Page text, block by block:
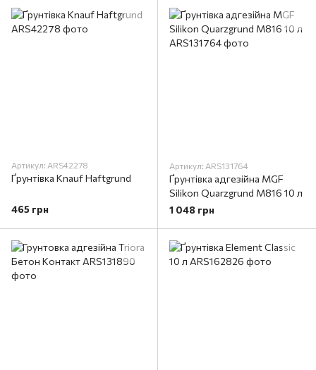
Артикул: ARS42278
Ґрунтівка Knauf Haftgrund
465 грн
Артикул: ARS131764
Ґрунтівка адгезійна MGF
Silikon Quarzgrund M816 10 л
1 048 грн